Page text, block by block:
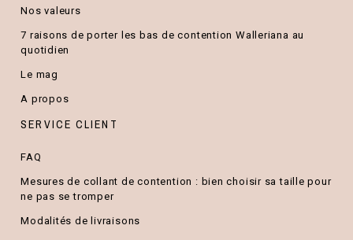
Nos valeurs
7 raisons de porter les bas de contention Walleriana au
quotidien
Le mag
A propos
SERVICE CLIENT
FAQ
Mesures de collant de contention : bien choisir sa taille pour
ne pas se tromper
Modalités de livraisons